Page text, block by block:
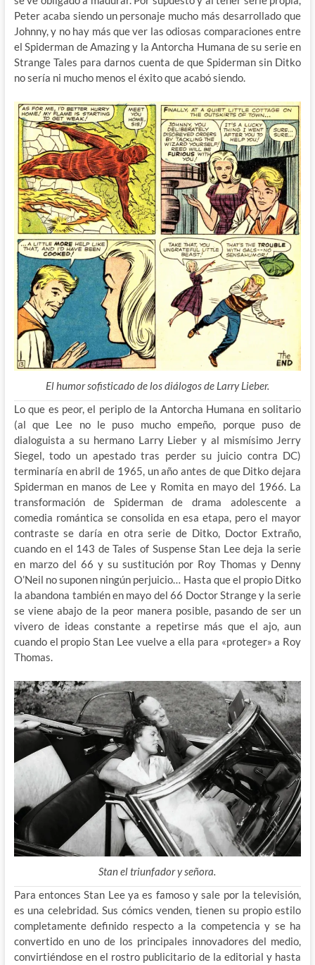
Peter acaba siendo un personaje mucho más desarrollado que
Johnny, y no hay más que ver las odiosas comparaciones entre
el Spiderman de Amazing y la Antorcha Humana de su serie en
Strange Tales para darnos cuenta de que Spiderman sin Ditko
no sería ni mucho menos el éxito que acabó siendo.
El humor sofisticado de los diálogos de Larry Lieber.
Lo que es peor, el periplo de la Antorcha Humana en solitario
(al que Lee no le puso mucho empeño, porque puso de
dialoguista a su hermano Larry Lieber y al mismísimo Jerry
Siegel, todo un apestado tras perder su juicio contra DC)
terminaría en abril de 1965, un año antes de que Ditko dejara
Spiderman en manos de Lee y Romita en mayo del 1966. La
transformación de Spiderman de drama adolescente a
comedia romántica se consolida en esa etapa, pero el mayor
contraste se daría en otra serie de Ditko, Doctor Extraño,
cuando en el 143 de Tales of Suspense Stan Lee deja la serie
en marzo del 66 y su sustitución por Roy Thomas y Denny
O’Neil no suponen ningún perjuicio… Hasta que el propio Ditko
la abandona también en mayo del 66 Doctor Strange y la serie
se viene abajo de la peor manera posible, pasando de ser un
vivero de ideas constante a repetirse más que el ajo, aun
cuando el propio Stan Lee vuelve a ella para «proteger» a Roy
Thomas.
Stan el triunfador y señora.
Para entonces Stan Lee ya es famoso y sale por la televisión,
es una celebridad. Sus cómics venden, tienen su propio estilo
completamente definido respecto a la competencia y se ha
convertido en uno de los principales innovadores del medio,
convirtiéndose en el rostro publicitario de la editorial y hasta